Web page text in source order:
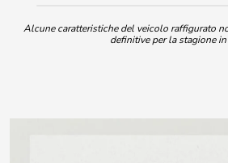
Alcune caratteristiche del veicolo raffigurato
definitive per la stagione